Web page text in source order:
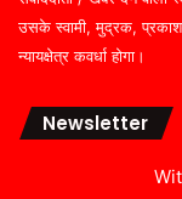
उसके स्वामी, मुद्रक,
न्यायक्षेत्र कवर्धा होगा।
Newsletter